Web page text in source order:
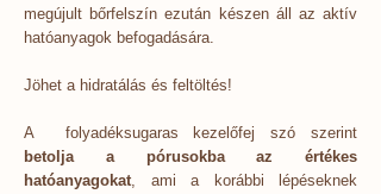
megújult bőrfelszín ezután készen áll az aktív
hatóanyagok befogadására.
Jöhet a hidratálás és feltöltés!
A folyadéksugaras kezelőfej szó szerint
betolja a pórusokba az értékes
hatóanyagokat, ami a korábbi lépéseknek